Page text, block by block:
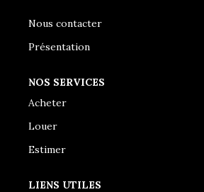
Nous contacter
Présentation
NOS SERVICES
Acheter
Louer
Estimer
LIENS UTILES